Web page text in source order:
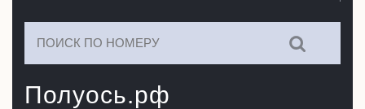
Полуось.рф